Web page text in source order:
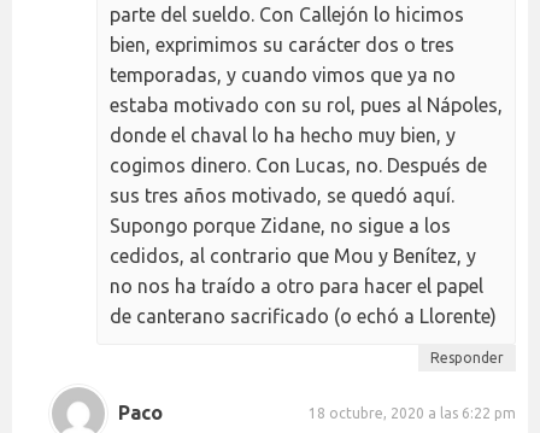
parte del sueldo. Con Callejón lo hicimos
bien, exprimimos su carácter dos o tres
temporadas, y cuando vimos que ya no
estaba motivado con su rol, pues al Nápoles,
donde el chaval lo ha hecho muy bien, y
cogimos dinero. Con Lucas, no. Después de
sus tres años motivado, se quedó aquí.
Supongo porque Zidane, no sigue a los
cedidos, al contrario que Mou y Benítez, y
no nos ha traído a otro para hacer el papel
de canterano sacrificado (o echó a Llorente)
Responder
Paco 18 octubre, 2020 a las 6:22 pm